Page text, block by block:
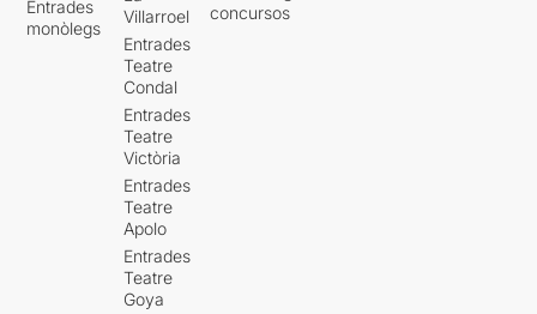
Entrades
monòlegs
Villarroel
Entrades
Teatre
Condal
Entrades
Teatre
Victòria
Entrades
Teatre
Apolo
Entrades
Teatre
Goya
concursos